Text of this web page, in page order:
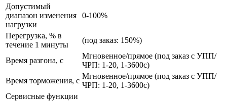
Допустимый
диапазон изменения
нагрузки
0-100%
Перегрузка, % в
течение 1 минуты
(под заказ: 150%)
Время разгона, с
Мгновенное/прямое (под заказ с УПП/
ЧРП: 1-20, 1-3600с)
Время торможения, с
Мгновенное/прямое (под заказ с УПП/
ЧРП: 1-20, 1-3600с)
Сервисные функции